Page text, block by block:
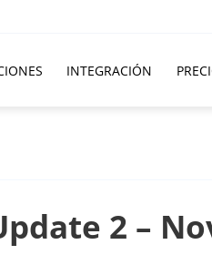
INTEGRACIÓN
2 –